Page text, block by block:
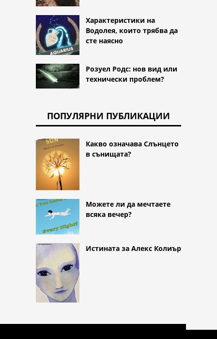
Характеристики на
Водолея, които трябва да
сте наясно
Розуел Родс: нов вид или
технически проблем?
ПОПУЛЯРНИ ПУБЛИКАЦИИ
Какво означава Слънцето
в сънищата?
Можете ли да мечтаете
всяка вечер?
Истината за Алекс Колиър